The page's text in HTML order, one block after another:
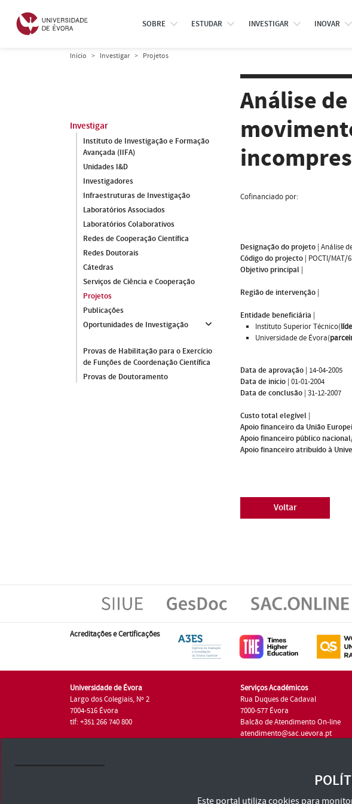
SOBRE ESTUDAR INVESTIGAR INOVAR
Início Investigar Projetos
Investigar
Instituto de Investigação e Formação
Avançada (IIFA)
Unidades I&D
Investigadores
Infraestruturas de Investigação
Laboratórios Associados
Laboratórios Colaborativos
Redes de Cooperação Científica
Redes Doutorais
Cátedras
Serviços de Ciência e Cooperação
Projetos
Publicações
Oportunidades de Investigação
Provas de Habilitação para o Exercício
de Funções de Coordenação Científica
Provas de Doutoramento
Análise
Cofinanciado por:
Designação do projeto | Análise
Código do projecto | POCTI/MAT/
Objetivo principal |
Região de intervenção |
Entidade beneficiária |
Instituto Superior Técnico(
Universidade de Évora(
Data de aprovação | 14-04-2005
Data de inicio | 01-01-2004
Data de conclusão | 31-12-2007
Custo total elegível |
Apoio financeiro da União
Apoio financeiro público
Apoio financeiro atribuído à
Voltar
Acreditações e Certificações
Universidade de Évora
Largo dos Colegiais, Nº 2
7004-516 Évora
tlf: +351 266 740 800
Serviços Académicos
Rua Duques de Cadaval
7000-577 Évora
Balcão de Atendimento On-line
atendimento@sac.uevora.pt
Consulte os Termos e Condições e Política de PrivacidadeEste portal utiliza cookies para